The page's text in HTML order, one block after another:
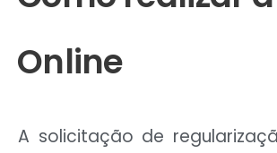
Online
A solicitação de